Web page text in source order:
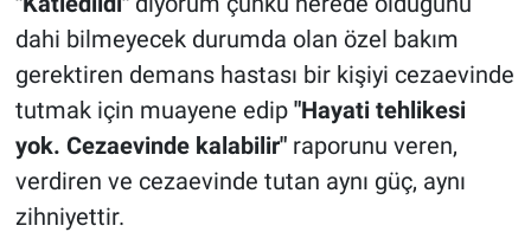
dahi bilmeyecek durumda olan özel bakım
gerektiren demans hastası bir kişiyi cezaevinde
tutmak için muayene edip"Hayati tehlikesi
yok. Cezaevinde kalabilir"raporunu veren,
verdiren ve cezaevinde tutan aynı güç, aynı
zihniyettir.